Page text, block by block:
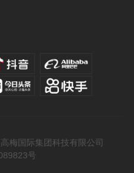
梅国际集团科技有限公司
号